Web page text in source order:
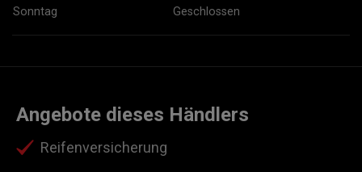
Sonntag
Geschlossen
Angebote dieses Händlers
Reifenversicherung